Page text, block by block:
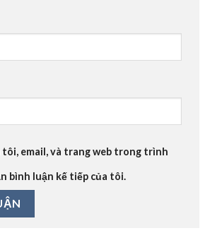
tôi, email, và trang web trong trình
bình luận kế tiếp của tôi.